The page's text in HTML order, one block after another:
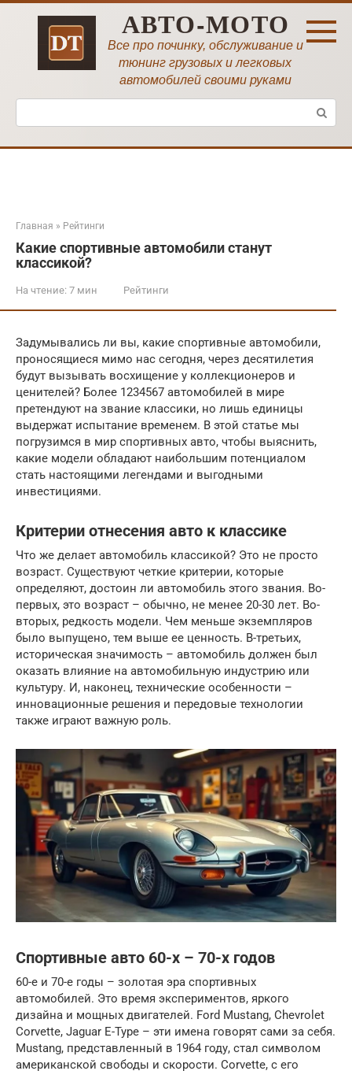
Перейти
АВТО-МОТО
Все про починку, обслуживание и
тюнинг грузовых и легковых
автомобилей своими руками
Поиск:
Главная » Рейтинги
Какие спортивные автомобили станут
классикой?
На чтение: 7 мин Рейтинги
Задумывались ли вы, какие спортивные автомобили,
проносящиеся мимо нас сегодня, через десятилетия
будут вызывать восхищение у коллекционеров и
ценителей? Более 1234567 автомобилей в мире
претендуют на звание классики, но лишь единицы
выдержат испытание временем. В этой статье мы
погрузимся в мир спортивных авто, чтобы выяснить,
какие модели обладают наибольшим потенциалом
стать настоящими легендами и выгодными
инвестициями.
Критерии отнесения авто к классике
Что же делает автомобиль классикой? Это не просто
возраст. Существуют четкие критерии, которые
определяют, достоин ли автомобиль этого звания. Во-
первых, это возраст – обычно, не менее 20-30 лет. Во-
вторых, редкость модели. Чем меньше экземпляров
было выпущено, тем выше ее ценность. В-третьих,
историческая значимость – автомобиль должен был
оказать влияние на автомобильную индустрию или
культуру. И, наконец, технические особенности –
инновационные решения и передовые технологии
также играют важную роль.
Спортивные авто 60-х – 70-х годов
60-е и 70-е годы – золотая эра спортивных
автомобилей. Это время экспериментов, яркого
дизайна и мощных двигателей. Ford Mustang, Chevrolet
Corvette, Jaguar E-Type – эти имена говорят сами за себя.
Mustang, представленный в 1964 году, стал символом
американской свободы и скорости. Corvette, с его